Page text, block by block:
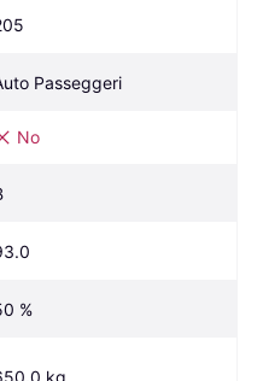
Passeggeri
No
%
kg